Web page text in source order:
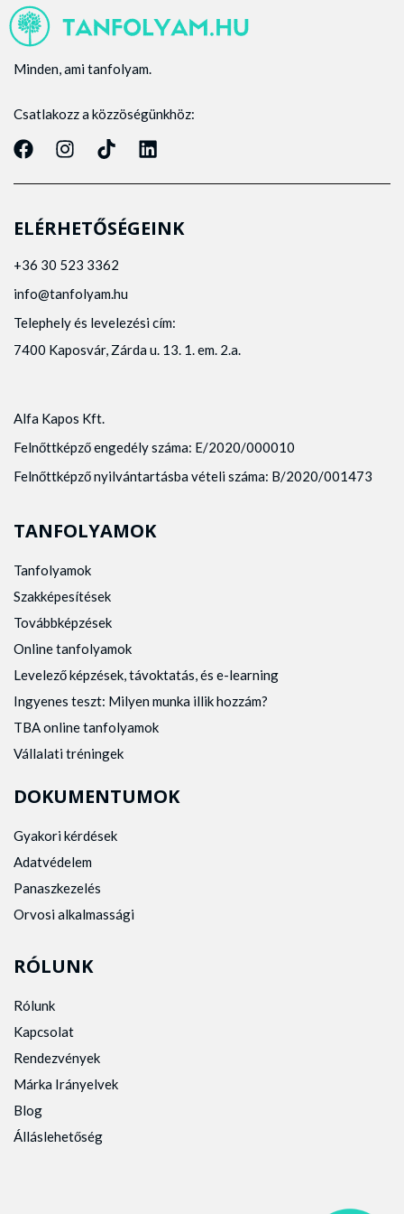
Minden, ami tanfolyam.
Csatlakozz a közzöségünkhöz:
ELÉRHETŐSÉGEINK
+36 30 523 3362
info@tanfolyam.hu
Telephely és levelezési cím:
7400 Kaposvár, Zárda u. 13. 1. em. 2.a.
Alfa Kapos Kft.
Felnőttképző engedély száma: E/2020/000010
Felnőttképző nyilvántartásba vételi száma: B/2020/001473
TANFOLYAMOK
Tanfolyamok
Szakképesítések
Továbbképzések
Online tanfolyamok
Levelező képzések, távoktatás, és e-learning
Ingyenes teszt: Milyen munka illik hozzám?
TBA online tanfolyamok
Vállalati tréningek
DOKUMENTUMOK
Gyakori kérdések
Adatvédelem
Panaszkezelés
Orvosi alkalmassági
RÓLUNK
Rólunk
Kapcsolat
Rendezvények
Márka Irányelvek
Blog
Álláslehetőség